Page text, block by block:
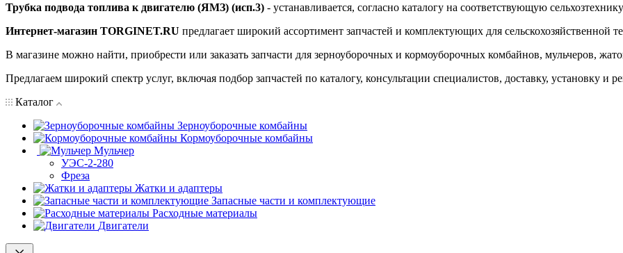
Трубка подвода топлива к двигателю (ЯМЗ) (исп.3) - устанавливается, согласно каталогу на соответствующую
Интернет-магазин TORGINET.RU предлагает широкий ассортимент запчастей и комплектующих для сельскохозяйственной
В магазине можно найти, приобрести или заказать запчасти для зерноуборочных и кормоуборочных комбайнов, мульчеров,
Предлагаем широкий спектр услуг, включая подбор запчастей по каталогу, консультации специалистов, доставку, установку и
Каталог
Зерноуборочные комбайны
Кормоуборочные комбайны
Мульчер
УЭС-2-280
Фреза
Жатки и адаптеры
Запасные части и комплектующие
Расходные материалы
Двигатели